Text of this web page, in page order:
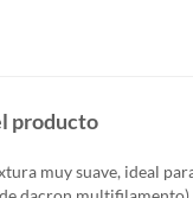
producto
muy suave, ideal